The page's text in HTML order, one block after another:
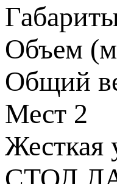
Объем
Общий
Мест 2
Жесткая